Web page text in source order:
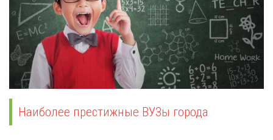
Наиболее престижные ВУЗы города